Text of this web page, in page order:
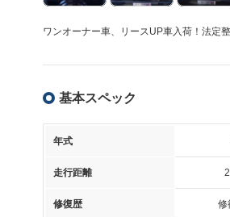
ワンオーナー車、リースUP車入荷！法定
基本スペック
年式
走行距離
修復歴 修